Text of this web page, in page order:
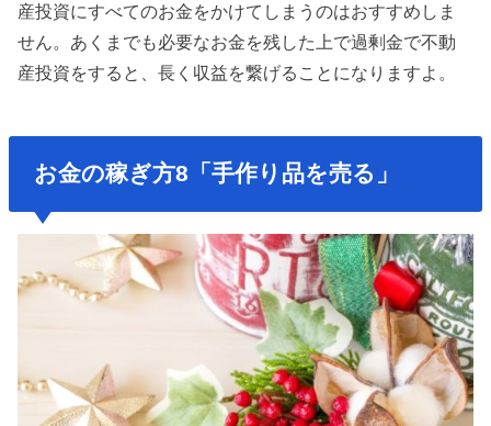
産投資にすべてのお金をかけてしまうのはおすすめしま
せん。あくまでも必要なお金を残した上で過剰金で不動
産投資をすると、長く収益を繋げることになりますよ。
お金の稼ぎ方8「手作り品を売る」